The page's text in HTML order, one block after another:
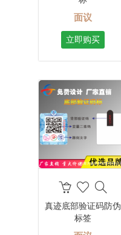
面议
立即购买
真迹底部验证码防伪
标签